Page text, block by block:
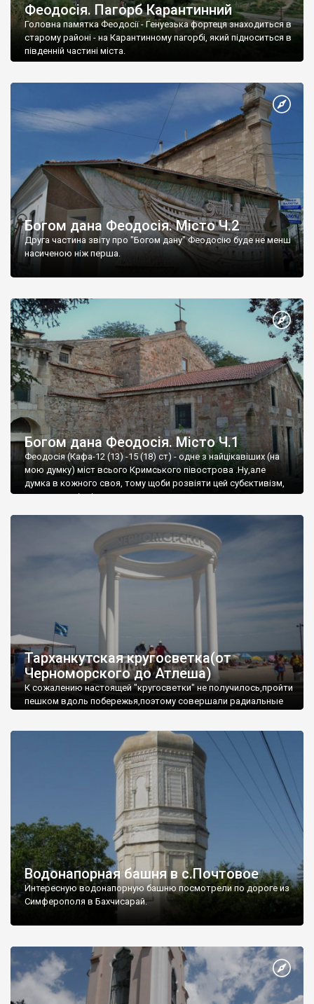
Феодосія. Пагорб Карантинний
Головна памятка Феодосії - Генуезька фортеця знаходиться в
старому районі - на Карантинному пагорбі, який підноситься в
південній частині міста.
Богом дана Феодосія. Місто Ч.2
Друга частина звіту про "Богом дану" Феодосію буде не менш
насиченою ніж перша.
Богом дана Феодосія. Місто Ч.1
Феодосія (Кафа-12 (13) -15 (18) ст) - одне з найцікавіших (на
мою думку) міст всього Кримського півострова .Ну,але
думка в кожного своя, тому щоби розвіяти цей субєктивізм,
запрошую відвідати це
Тарханкутская кругосветка(от
Черноморского до Атлеша)
К сожалению настоящей "кругосветки" не получилось,пройти
пешком вдоль побережья,поэтому совершали радиальные
Водонапорная башня в с.Почтовое
Интересную водонапорную башню посмотрели по дороге из
Симферополя в Бахчисарай.